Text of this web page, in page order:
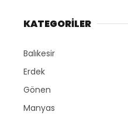
KATEGORİLER
Balıkesir
Erdek
Gönen
Manyas